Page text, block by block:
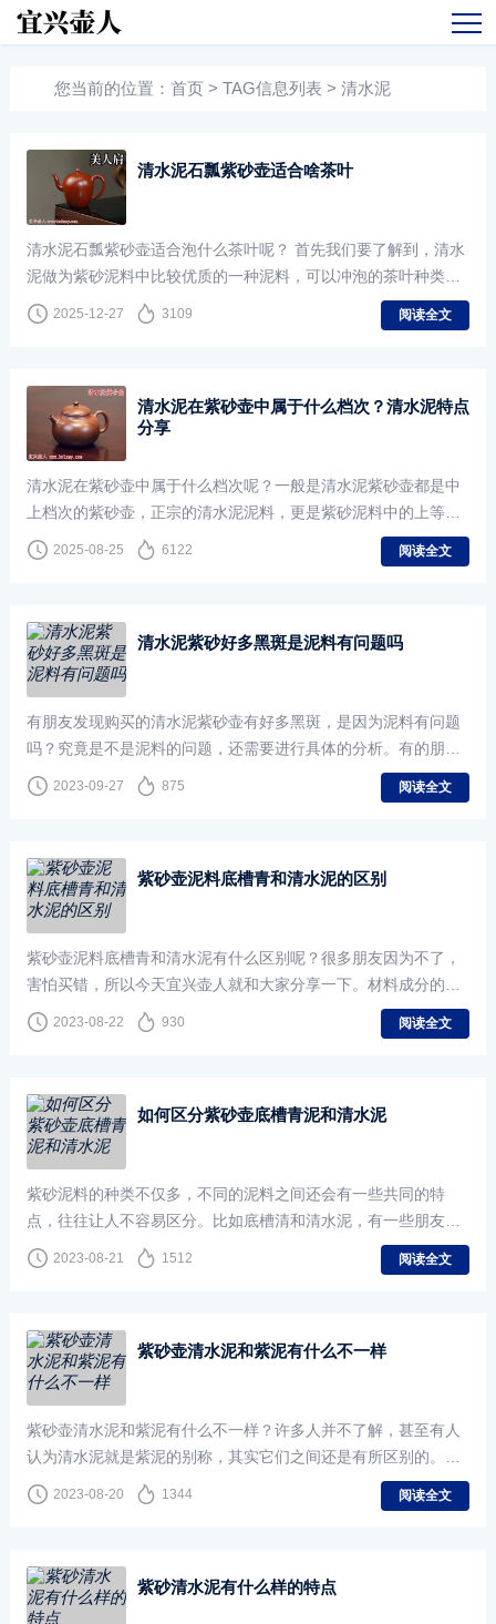
您当前的位置： 首页 > TAG信息列表 > 清水泥
清水泥石瓢紫砂壶适合啥茶叶
清水泥石瓢紫砂壶适合泡什么茶叶呢？ 首先我们要了解到，清水
泥做为紫砂泥料中比较优质的一种泥料，可以冲泡的茶叶种类是
很多的，比如普洱茶、乌龙茶生茶、铁观音、花茶、红茶、绿
茶、龙井、碧螺春等等。
2025-12-27 3109 阅读全文
清水泥在紫砂壶中属于什么档次？清水泥特点
分享
清水泥在紫砂壶中属于什么档次呢？一般是清水泥紫砂壶都是中
上档次的紫砂壶，正宗的清水泥泥料，更是紫砂泥料中的上等泥
料。但有的朋友会发现，市场上很多所谓的清水泥紫砂壶价格都
2025-08-25 6122 阅读全文
清水泥紫砂好多黑斑是泥料有问题吗
有朋友发现购买的清水泥紫砂壶有好多黑斑，是因为泥料有问题
吗？究竟是不是泥料的问题，还需要进行具体的分析。有的朋友
看到清水泥紫砂壶上有黑斑，首先想到的就是泥料有问题，而事
实
2023-09-27 875 阅读全文
紫砂壶泥料底槽青和清水泥的区别
紫砂壶泥料底槽青和清水泥有什么区别呢？很多朋友因为不了，
害怕买错，所以今天宜兴壶人就和大家分享一下。材料成分的区
别1、泥料底槽青泥料底槽青是一种特殊的紫砂壶泥料，其主要
2023-08-22 930 阅读全文
如何区分紫砂壶底槽青泥和清水泥
紫砂泥料的种类不仅多，不同的泥料之间还会有一些共同的特
点，往往让人不容易区分。比如底槽清和清水泥，有一些朋友就
容易混淆，今天教大家如何区分底槽清泥和清水泥。底槽清和清
水
2023-08-21 1512 阅读全文
紫砂壶清水泥和紫泥有什么不一样
紫砂壶清水泥和紫泥有什么不一样？许多人并不了解，甚至有人
认为清水泥就是紫泥的别称，其实它们之间还是有所区别的。紫
砂壶清水泥和紫泥的区别1、材料构成的区别清水泥：由黄泥、
2023-08-20 1344 阅读全文
紫砂清水泥有什么样的特点